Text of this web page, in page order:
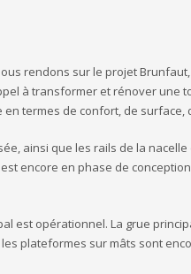
rendons sur le projet
à transformer et rénover une
termes de confort, de surface,
ainsi que les rails de la nacelle
encore en phase de
est opérationnel. La grue
plateformes sur mâts sont